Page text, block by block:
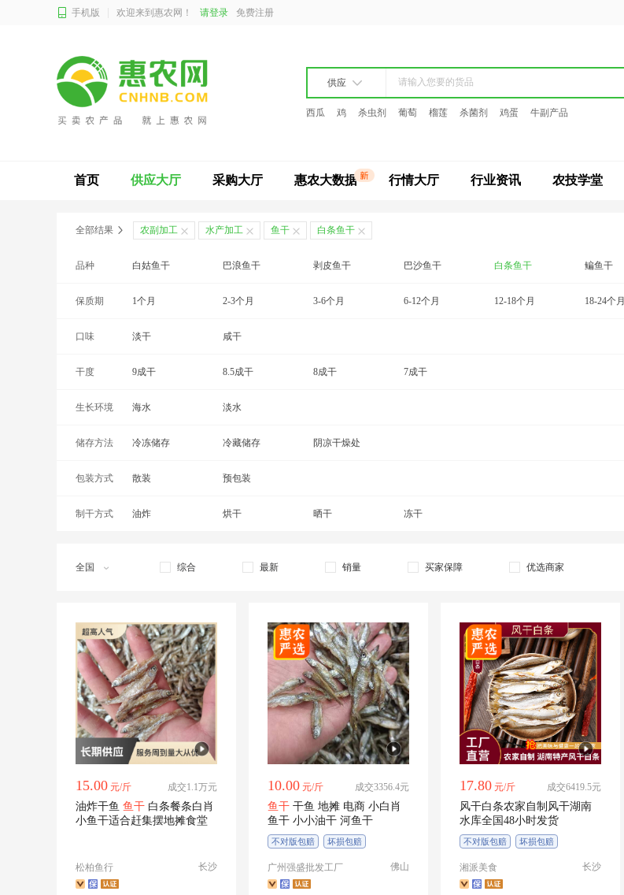
手机版 欢迎来到惠农网！ 请登录 免费注册
供应
西瓜 鸡 杀虫剂 葡萄 榴莲 杀菌剂 鸡蛋
牛副产品
首页 供应大厅 采购大厅 惠农大数据 行情大厅 行业资讯 农技学堂
全部结果 农副加工 水产加工 鱼干 白条鱼干
品种 白姑鱼干 巴浪鱼干 剥皮鱼干 巴沙鱼干 白条鱼干 鳊鱼干
鲅鱼干 柴鱼干 赤鱼干 鲳鱼干 草鱼干 带鱼干
刁子鱼干 凤尾鱼干
红娘鱼干 黄鱼干 红鱼干 海燕鱼干
鲣鱼干 鲫鱼干
鲈鱼干 鲤鱼干 马鲛鱼干
泥鳅干 偏口鱼干
山坑鱼仔 鳝鱼干 三牙鱼干 鳕鱼干
保质期 1个月 2-3个月 3-6个月 6-12个月 12-18个月 18-24个月
24个月以上
口味 淡干 咸干
干度 9成干 8.5成干 8成干 7成干
生长环境 海水 淡水
储存方法 冷冻储存 冷藏储存 阴凉干燥处
包装方式 散装 预包装
制干方式 油炸 烘干 晒干 冻干
全国 综合 最新 销量 买家保障 优选商家
15.00 元/斤 成交1.1万元
油炸干鱼 鱼干 白条餐条白肖
小鱼干适合赶集摆地摊食堂
松柏鱼行 长沙
10.00 元/斤 成交3356.4元
鱼干 干鱼 地摊 电商 小白肖
鱼干 小小油干 河鱼干
不对版包赔 坏损包赔
广州强盛批发工厂 佛山
17.80 元/斤 成交6419.5元
风干白条农家自制风干湖南
水库全国48小时发货
不对版包赔
坏损包赔
湘派美食 长沙